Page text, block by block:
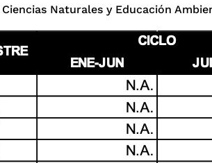
Naturales y Educación